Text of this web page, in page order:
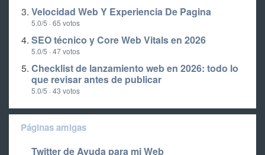
Velocidad Web Y Experiencia De Pagina
5.0/5 · 65 votos
SEO técnico y Core Web Vitals en 2026
5.0/5 · 47 votos
Checklist de lanzamiento web en 2026: todo lo
que revisar antes de publicar
5.0/5 · 43 votos
Páginas amigas
Twitter de Ayuda para mi Web